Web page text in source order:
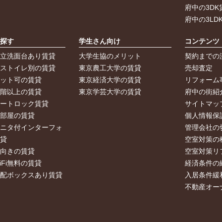
府中の3DK
府中の
す
洗面台あり賃貸
トイレ別の賃貸
ト可の賃貸
以上の賃貸
トロック賃貸
屋の賃貸
タ付インターフォ
きの賃貸
無料の賃貸
ボックスあり賃貸
学生さん向け
大学生協のメリット
東京農工大学の賃貸
東京経済大学の賃貸
東京学芸大学の賃貸
コンテンツ
契約までの
売却査定
リフォーム
府中の街紹
サイトマッ
個人情報保
管理会社の
空室対策の
空室対策リ
経済条件の
入居条件緩
不動産オー